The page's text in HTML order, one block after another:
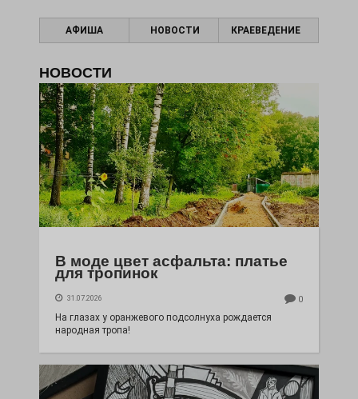
АФИША НОВОСТИ КРАЕВЕДЕНИЕ
НОВОСТИ
В моде цвет асфальта: платье
для тропинок
31.07.2026 0
На глазах у оранжевого подсолнуха рождается
народная тропа!